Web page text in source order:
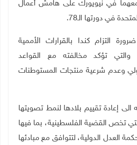
في نيويورك على هامش أعمال
في دورتها الـ78
.
التزام كندا بالقرارات الأممية
والتي تؤكد مخالفته مع القواعد
وعدم شرعية منتجات المستوطنات
الى إعادة تقييم بلادها لنمط تصويتها
تخص القضية الفلسطينية، بما فيها
العدل الدولية، لتتوافق مع مبادئها